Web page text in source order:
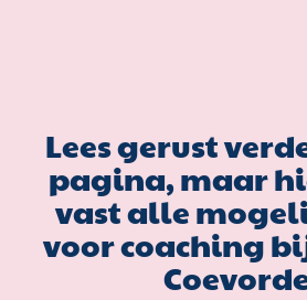
Lees gerust
pagina, maar
vast alle
voor coaching